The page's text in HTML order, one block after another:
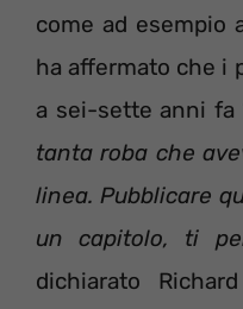
come ad esempio
ha affermato che i
a sei-sette anni fa
tanta roba che
linea. Pubblicare
un capitolo, ti
dichiarato